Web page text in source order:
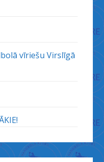
vīriešu Virslīgā